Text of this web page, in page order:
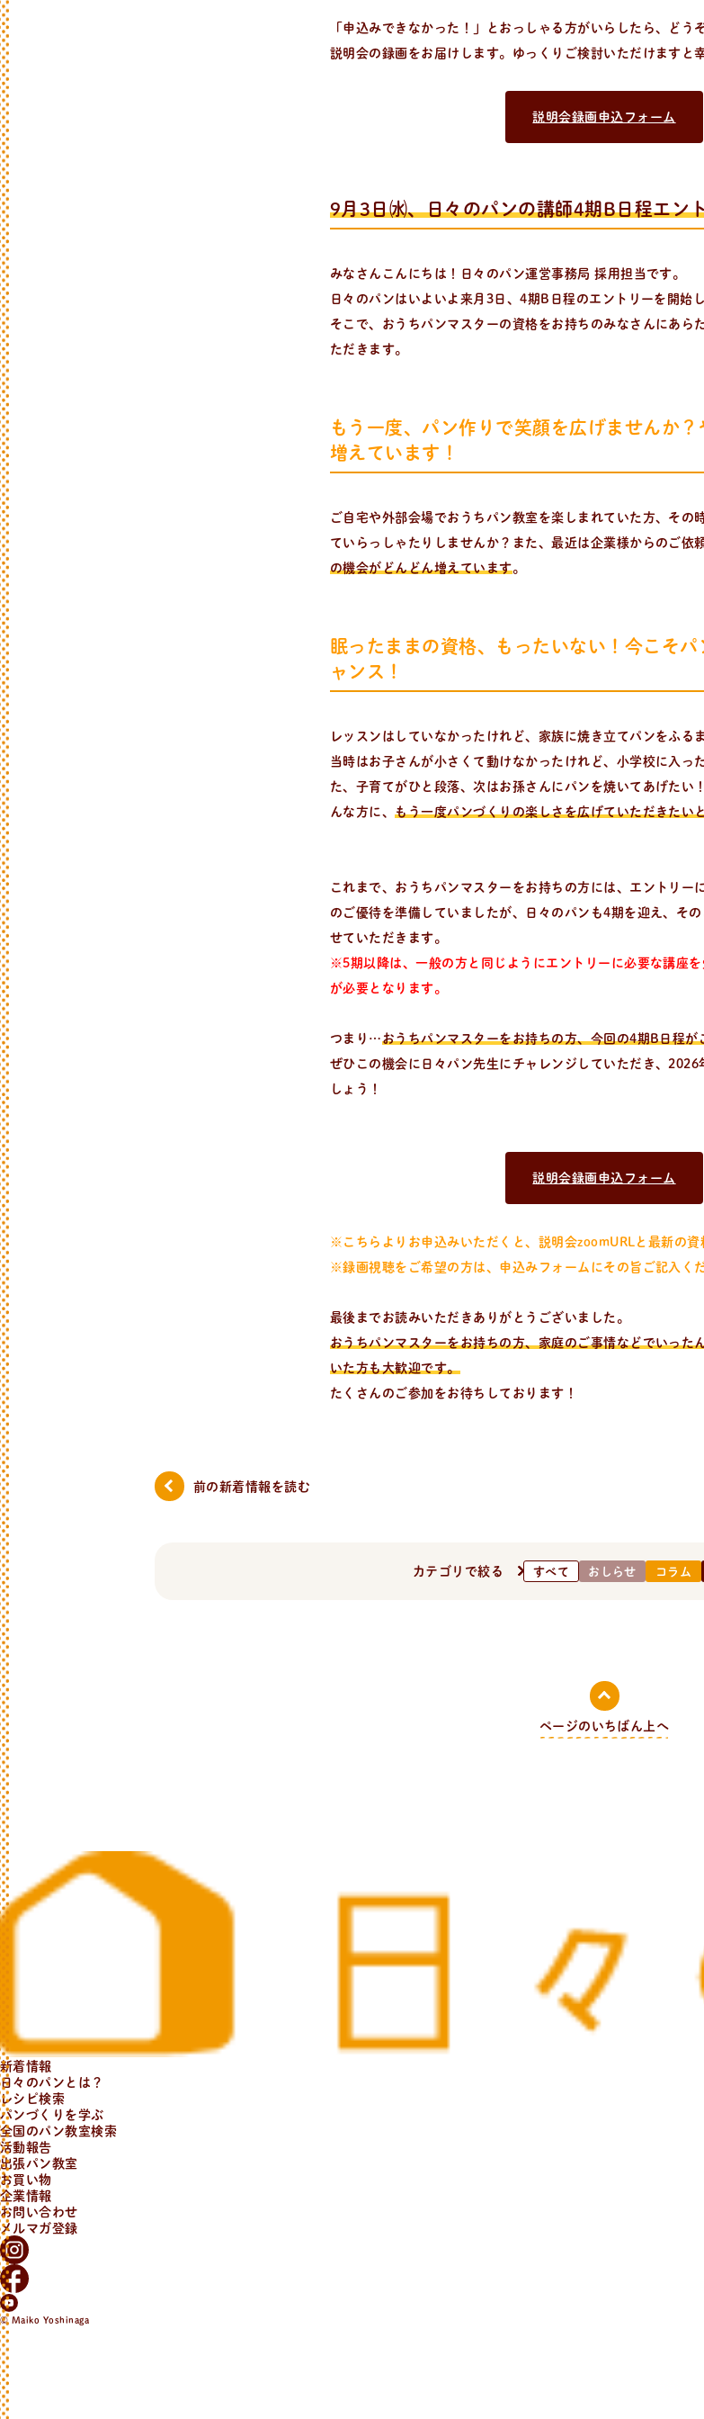
日々のパンの活動状況やイベント、コラムをいち早くお届け中！
「申込みできなかった！」とおっしゃる方がいらしたら、どう
説明会の録画をお届けします。ゆっくりご検討いただけますと
説明会録画申込フォーム
9月3日㈬、日々のパンの講師4期B日程エン
みなさんこんにちは！日々のパン運営事務局 採用担当です。
日々のパンはいよいよ来月3日、4期B日程のエントリーを開始し
そこで、おうちパンマスターの資格をお持ちのみなさんにあら
ただきます。
もう一度、パン作りで笑顔を広げませんか
増えています！
ご自宅や外部会場でおうちパン教室を楽しまれていた方、その
ていらっしゃたりしませんか？また、最近は企業様からのご依
の機会がどんどん増えています。
眠ったままの資格、もったいない！今こそ
ャンス！
レッスンはしていなかったけれど、家族に焼き立てパンをふる
当時はお子さんが小さくて動けなかったけれど、小学校に入っ
た、子育てがひと段落、次はお孫さんにパンを焼いてあげたい
んな方に、もう一度パンづくりの楽しさを広げていただきたい
これまで、おうちパンマスターをお持ちの方には、エントリー
のご優待を準備していましたが、日々のパンも4期を迎え、そ
せていただきます。
※5期以降は、一般の方と同じようにエントリーに必要な講座
が必要となります。
つまり…おうちパンマスターをお持ちの方、今回の4期B日程が
ぜひこの機会に日々パン先生にチャレンジしていただき、2026
しょう！
説明会録画申込フォーム
※こちらよりお申込みいただくと、説明会zoomURLと最新の資
※録画視聴をご希望の方は、申込みフォームにその旨ご記入く
最後までお読みいただきありがとうございました。
おうちパンマスターをお持ちの方、家庭のご事情などでいった
いた方も大歓迎です。
たくさんのご参加をお待ちしております！
前の新着情報 を読む
カテゴリで絞る すべて おしらせ コラム
ページのいちばん上へ
新着情報
日々のパンとは？
レシピ検索
パンづくりを学ぶ
全国のパン教室検索
活動報告
出張パン教室
お買い物
企業情報
お問い合わせ
メルマガ登録
© Maiko Yoshinaga